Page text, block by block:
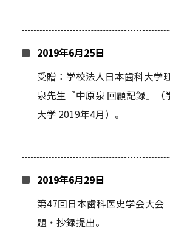
2019年6月25日
受贈：学校法人日本歯科大学
泉先生『中原泉 回顧記録』（
大学 2019年4月）。
2019年6月29日
第47回日本歯科医史学会大会
題・抄録提出。